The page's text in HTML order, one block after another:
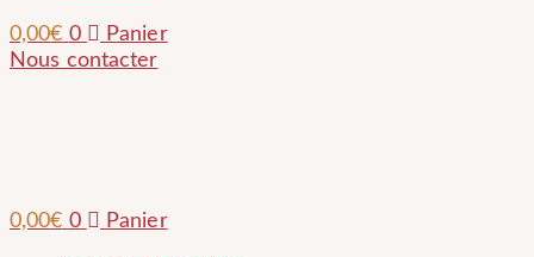
0,00€ 0
Panier
Nous contacter
0,00€ 0 Panier